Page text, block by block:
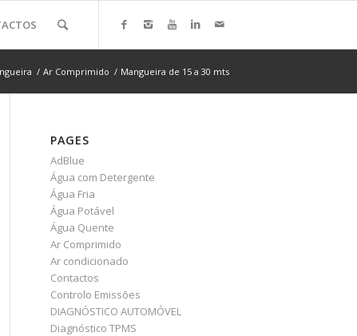
/ Ar Comprimido / Mangueira de 15 a 30 mts
PAGES
AdBlue
Água com Detergente
Água Fria
Água Potável
Água Quente
Ar Comprimido
Ar condicionado
Contactos
Controlo Emissões
DIAGNÓSTICO AUTOMÓVEL
Diagnóstico TPMS